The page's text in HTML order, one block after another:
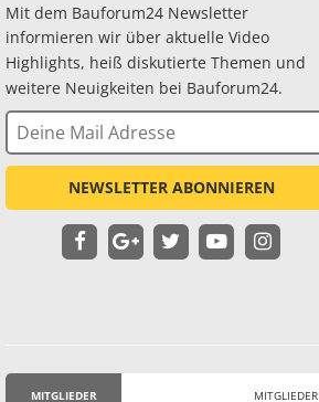
Mit dem Bauforum24 Newsletter
informieren wir über aktuelle Video
Highlights, heiß diskutierte Themen und
weitere Neuigkeiten bei Bauforum24.
NEWSLETTER ABONNIEREN
MITGLIEDER MITGLIEDER